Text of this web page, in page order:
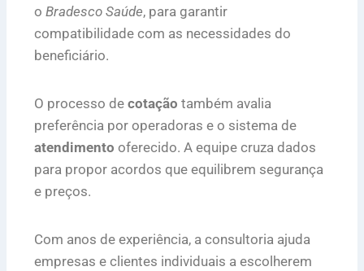
o Bradesco Saúde, para garantir
compatibilidade com as necessidades do
beneficiário.
O processo de cotação também avalia
preferência por operadoras e o sistema de
atendimento oferecido. A equipe cruza dados
para propor acordos que equilibrem segurança
e preços.
Com anos de experiência, a consultoria ajuda
empresas e clientes individuais a escolherem